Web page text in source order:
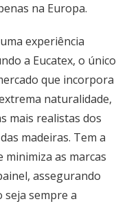
na Europa.
experiência
a Eucatex, o único
que incorpora
naturalidade,
mais realistas dos
madeiras. Tem a
as marcas
assegurando
seja sempre a